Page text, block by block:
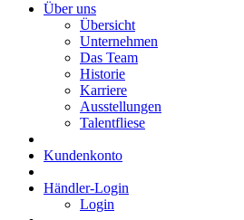
Über uns
Übersicht
Unternehmen
Das Team
Historie
Karriere
Ausstellungen
Talentfliese
Kundenkonto
Händler-Login
Login